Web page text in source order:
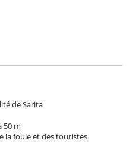
8 minutos
minutos
Géran: 20 minutos
de Sarita
50 m
la foule et des touristes